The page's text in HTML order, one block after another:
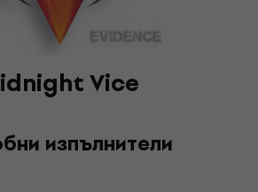
Vice
изпълнители